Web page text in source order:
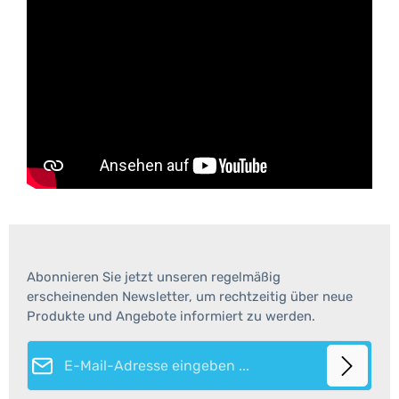
Abonnieren Sie jetzt unseren regelmäßig
erscheinenden Newsletter, um rechtzeitig über neue
Produkte und Angebote informiert zu werden.